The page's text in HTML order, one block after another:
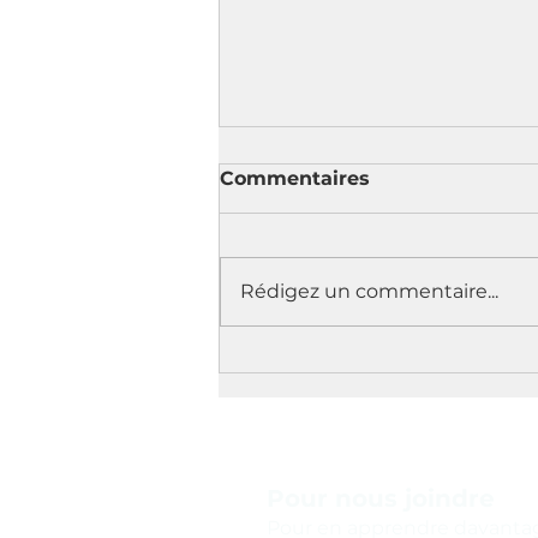
Commentaires
Rédigez un commentaire...